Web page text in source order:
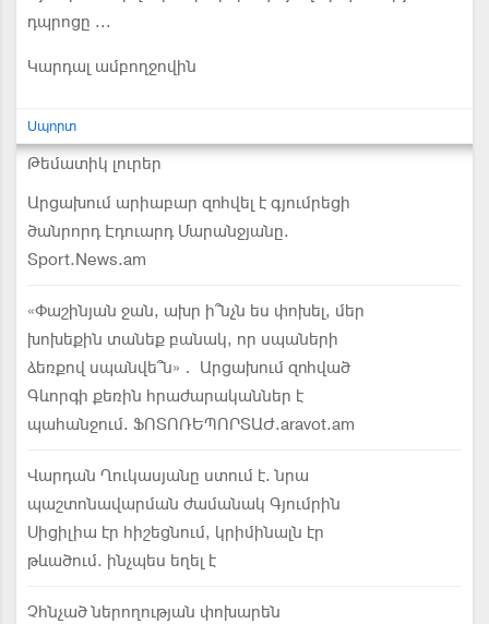
դպրոցը ...
Կարդալ ամբողջովին
Սպորտ
Թեմատիկ լուրեր
Արցախում արիաբար զոհվել է գյումրեցի
ծանրորդ Էդուարդ Մարանջյանը.
Sport.News.am
«Փաշինյան ջան, ախր ի՞նչն ես փոխել, մեր
խոխեքին տանեք բանակ, որ սպաների
ձեռքով սպանվե՞ն»․ Արցախում զոհված
Գևորգի քեռին հրաժարականներ է
պահանջում. ՖՈՏՈՌԵՊՈՐՏԱԺ.aravot.am
Վարդան Ղուկասյանը ստում է. նրա
պաշտոնավարման ժամանակ Գյումրին
Սիցիլիա էր հիշեցնում, կրիմինալն էր
թևածում. ինչպես եղել է
Չհնչած ներողության փոխարեն